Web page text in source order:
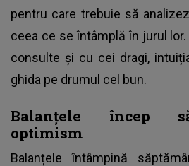
pentru care trebuie să
ceea ce se întâmplă în jurul
consulte și cu cei dragi,
ghida pe drumul cel bun.
Balanțele încep
optimism
Balanțele întâmpină